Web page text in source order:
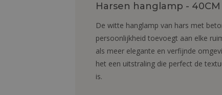
Harsen hanglamp - 40CM
De witte hanglamp van hars met
persoonlijkheid toevoegt aan elke
als meer elegante en verfijnde
het een uitstraling die perfect de
is.